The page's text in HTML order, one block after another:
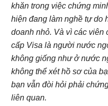
khăn trong việc chứng
hiện đang làm nghề tự do
doanh nhỏ. Và vì các
cấp Visa là người nước
không giống như ở nước
không thể xét hồ sơ của
bạn vẫn đòi hỏi phải
liên quan.